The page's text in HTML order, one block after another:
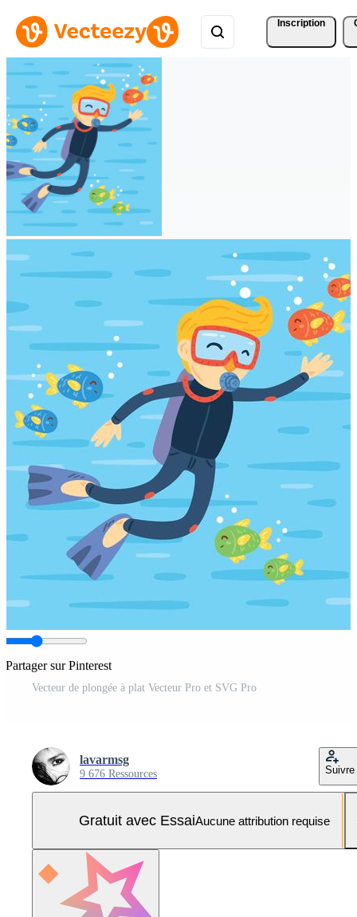
Inscription
Partager sur Pinterest
Vecteur de plongée à plat Vecteur Pro et SVG Pro
lavarmsg
9 676 Ressources Suivre
Gratuit avec EssaiAucune attribution requise